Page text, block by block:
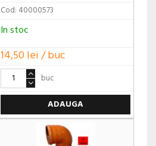
Cod: 40000573
In stoc
14,50 lei / buc
buc
ADAUGA